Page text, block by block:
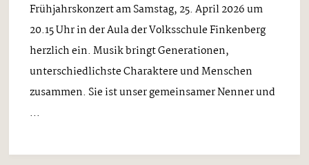
Frühjahrskonzert am Samstag, 25. April 2026 um
20.15 Uhr in der Aula der Volksschule Finkenberg
herzlich ein. Musik bringt Generationen,
unterschiedlichste Charaktere und Menschen
zusammen. Sie ist unser gemeinsamer Nenner und
...